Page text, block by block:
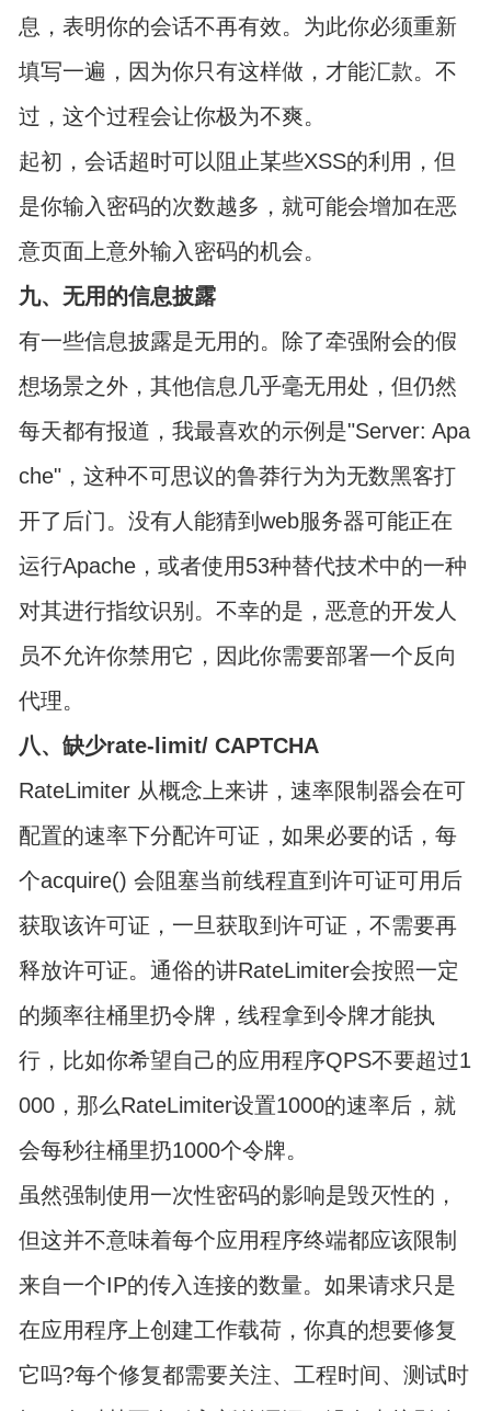
息，表明你的会话不再有效。为此你必须重新
填写一遍，因为你只有这样做，才能汇款。不
过，这个过程会让你极为不爽。
起初，会话超时可以阻止某些XSS的利用，但
是你输入密码的次数越多，就可能会增加在恶
意页面上意外输入密码的机会。
九、无用的信息披露
有一些信息披露是无用的。除了牵强附会的假
想场景之外，其他信息几乎毫无用处，但仍然
每天都有报道，我最喜欢的示例是"Server: Apa
che"，这种不可思议的鲁莽行为为无数黑客打
开了后门。没有人能猜到web服务器可能正在
运行Apache，或者使用53种替代技术中的一种
对其进行指纹识别。不幸的是，恶意的开发人
员不允许你禁用它，因此你需要部署一个反向
代理。
八、缺少rate-limit/ CAPTCHA
RateLimiter 从概念上来讲，速率限制器会在可
配置的速率下分配许可证，如果必要的话，每
个acquire() 会阻塞当前线程直到许可证可用后
获取该许可证，一旦获取到许可证，不需要再
释放许可证。通俗的讲RateLimiter会按照一定
的频率往桶里扔令牌，线程拿到令牌才能执
行，比如你希望自己的应用程序QPS不要超过1
000，那么RateLimiter设置1000的速率后，就
会每秒往桶里扔1000个令牌。
虽然强制使用一次性密码的影响是毁灭性的，
但这并不意味着每个应用程序终端都应该限制
来自一个IP的传入连接的数量。如果请求只是
在应用程序上创建工作载荷，你真的想要修复
它吗?每个修复都需要关注、工程时间、测试时